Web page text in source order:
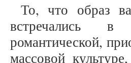
То, что образ
встречались в
романтической,
массовой